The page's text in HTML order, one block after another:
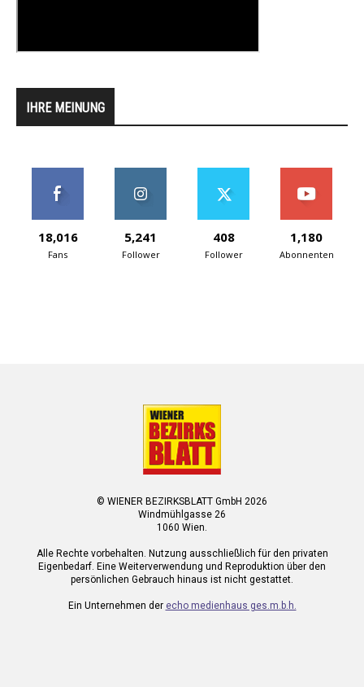
IHRE MEINUNG
18,016
Fans
5,241
Follower
408
Follower
1,180
Abonnenten
© WIENER BEZIRKSBLATT GmbH 2026
Windmühlgasse 26
1060 Wien.
Alle Rechte vorbehalten. Nutzung ausschließlich für den privaten
Eigenbedarf. Eine Weiterverwendung und Reproduktion über den
persönlichen Gebrauch hinaus ist nicht gestattet.
Ein Unternehmen der echo medienhaus ges.m.b.h.